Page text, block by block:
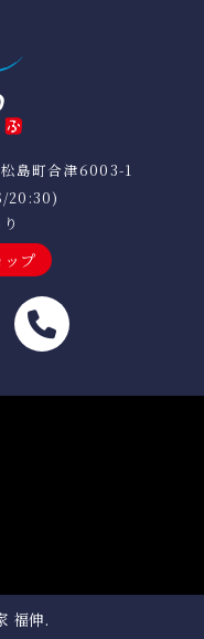
島町合津6003-1
20:30)
ップ
福伸.